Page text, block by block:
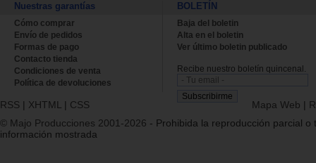
Nuestras garantías
Cómo comprar
Envío de pedidos
Formas de pago
Contacto tienda
Condiciones de venta
Política de devoluciones
BOLETÍN
Baja del boletin
Alta en el boletin
Ver último boletin publicado
Recibe nuestro boletín quincenal.
RSS | XHTML | CSS Mapa Web |
© Majo Producciones 2001-2026 - Prohibida la reproducción parcial o
información mostrada